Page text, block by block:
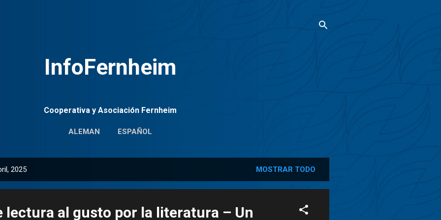
InfoFernheim
Cooperativa y Asociación Fernheim
ALEMAN ESPAÑOL
2025 MOSTRAR TODO
lectura al gusto por la literatura – Un